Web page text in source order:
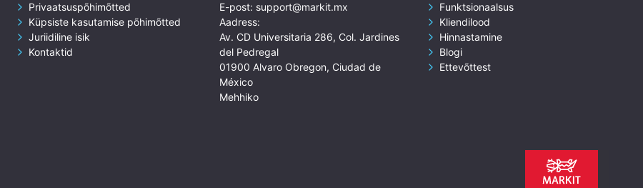
Privaatsuspõhimõtted
Küpsiste kasutamise põhimõtted
Juriidiline isik
Kontaktid
E-post: support@markit.mx
Aadress:
Av. CD Universitaria 286, Col. Jardines
del Pedregal
01900 Alvaro Obregon, Ciudad de
México
Mehhiko
Funktsionaalsus
Kliendilood
Hinnastamine
Blogi
Ettevõttest